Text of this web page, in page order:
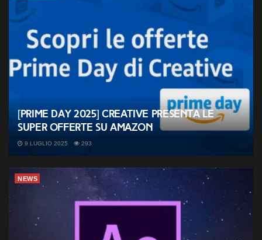
[Prime Day 2025] Creative presenta le
super offerte su Amazon
9 LUGLIO 2025 293
NEWS